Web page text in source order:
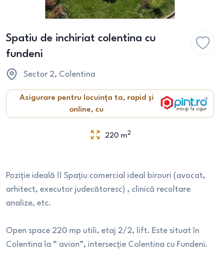
Spatiu de inchiriat colentina cu
fundeni
Sector 2, Colentina
Asigurare pentru locuința ta, rapid și
online, cu
220 m2
Poziție ideală !! Spațiu comercial ideal birouri (avocat,
arhitect, executor judecătoresc) , clinică recoltare
analize, etc.
Open space 220 mp utili, etaj 2/2, lift. Este situat în
Colentina la “ avion”, intersecție Colentina cu Fundeni.